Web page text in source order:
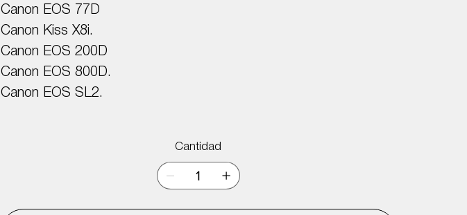
Canon EOS 77D
Canon Kiss X8i.
Canon EOS 200D
Canon EOS 800D.
Canon EOS SL2.
Cantidad